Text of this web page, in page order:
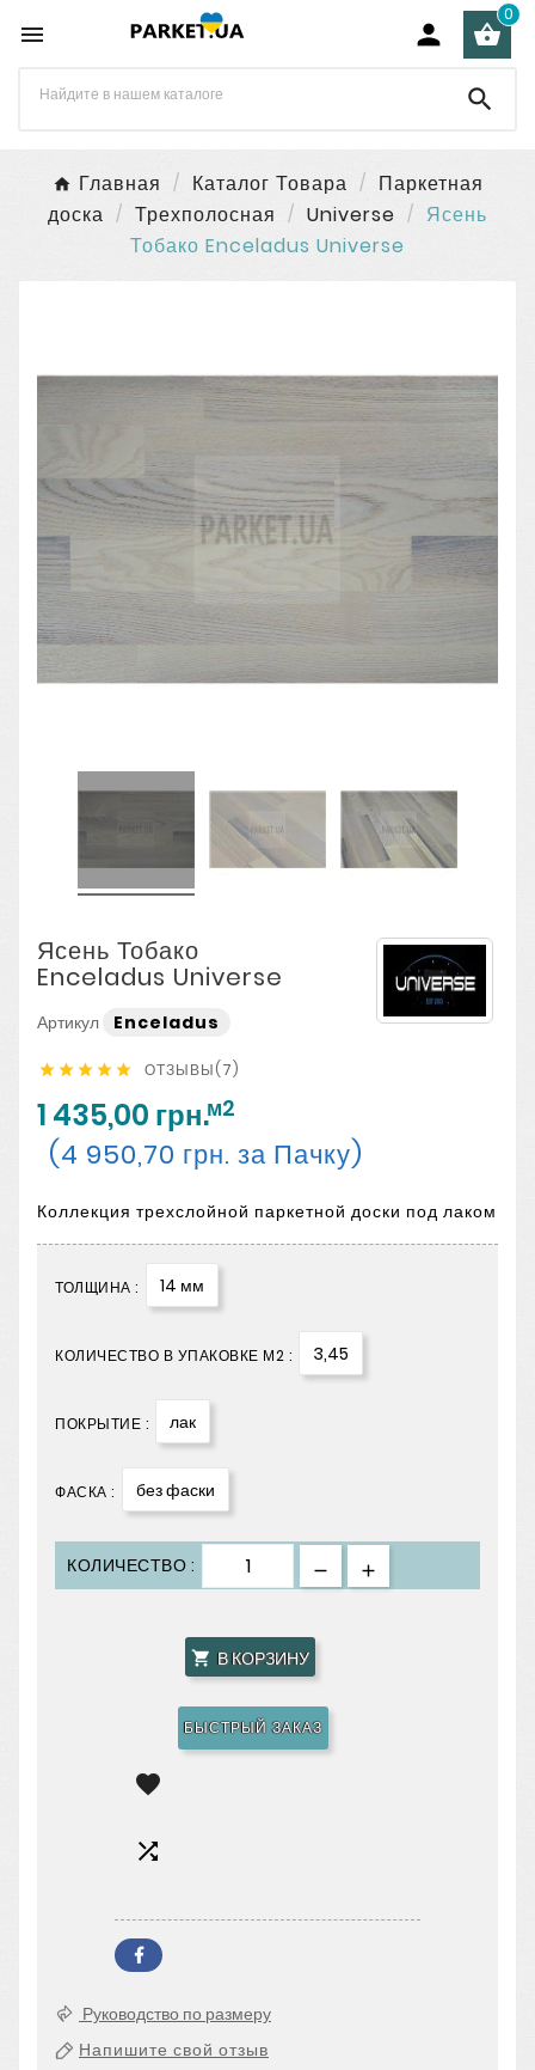
  
0

Главная Каталог Товара
Паркетная
доска
Трехполосная Universe
Ясень
Тобако Enceladus Universe
Ясень Тобако
Enceladus Universe
Артикул Enceladus
     ОТЗЫВЫ(7)
1 435,00 грн.м2
(4 950,70 грн. за Пачку)
Коллекция трехслойной паркетной доски под лаком
ТОЛЩИНА : 14 мм
КОЛИЧЕСТВО В УПАКОВКЕ М2 : 3,45
ПОКРЫТИЕ : лак
ФАСКА : без фаски
КОЛИЧЕСТВО :
 В КОРЗИНУ
БЫСТРЫЙ ЗАКАЗ


Руководство по размеру
Напишите свой отзыв